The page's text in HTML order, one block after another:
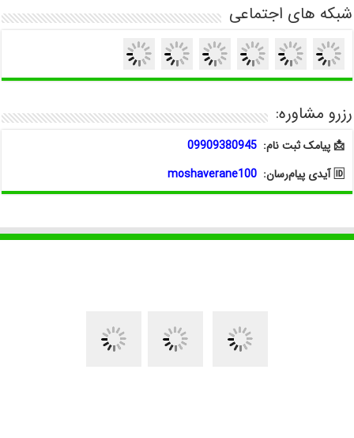
شبکه های اجتماعی
رزرو مشاوره:
📩 پیامک ثبت نام:09909380945
🆔 آیدی پیام‌رسان:
moshaverane100